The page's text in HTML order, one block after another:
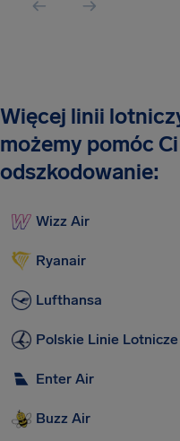
Więcej linii
możemy pomóc
odszkodowanie:
Wizz Air
Ryanair
Lufthansa
Polskie Linie Lotnicze
Enter Air
Buzz Air